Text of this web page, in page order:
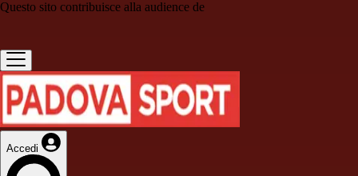
Questo sito contribuisce alla audience de
Accedi